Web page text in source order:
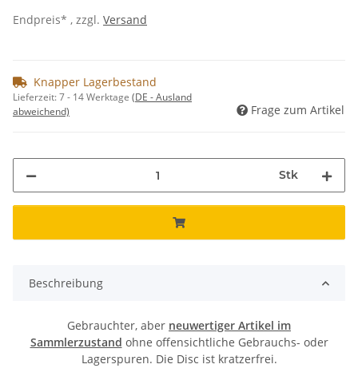
Endpreis* , zzgl. Versand
Knapper Lagerbestand
Lieferzeit:7 - 14 Werktage (DE - Ausland
abweichend)
Frage zum Artikel
Stk
Beschreibung
Gebrauchter, aber neuwertiger Artikel im
Sammlerzustand ohne offensichtliche Gebrauchs- oder
Lagerspuren. Die Disc ist kratzerfrei.